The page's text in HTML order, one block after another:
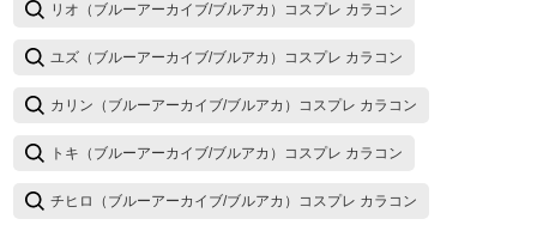
リオ（ブルーアーカイブ/ブルアカ）コスプレ カラコン
ユズ（ブルーアーカイブ/ブルアカ）コスプレ カラコン
カリン（ブルーアーカイブ/ブルアカ）コスプレ カラコン
トキ（ブルーアーカイブ/ブルアカ）コスプレ カラコン
チヒロ（ブルーアーカイブ/ブルアカ）コスプレ カラコン